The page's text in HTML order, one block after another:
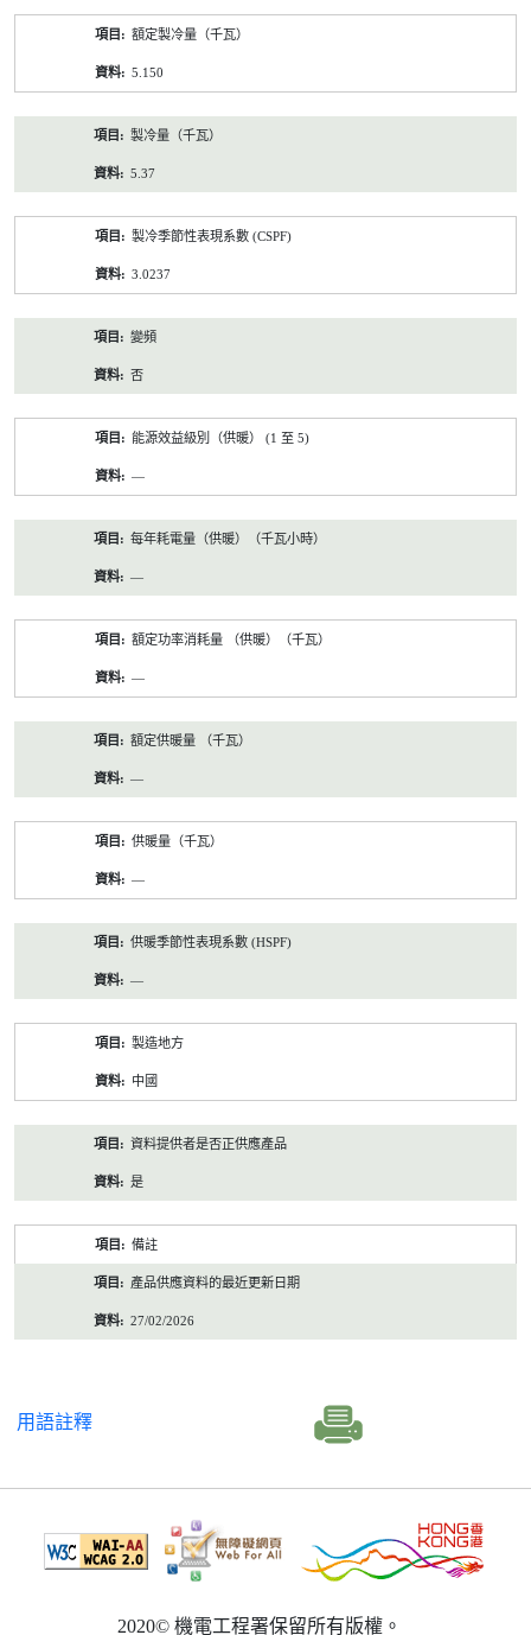
額定製冷量（千瓦）
5.150
製冷量（千瓦）
5.37
製冷季節性表現系數 (CSPF)
3.0237
變頻
否
能源效益級別（供暖） (1 至 5)
—
每年耗電量（供暖）（千瓦小時）
—
額定功率消耗量 （供暖）（千瓦）
—
額定供暖量 （千瓦）
—
供暖量（千瓦）
—
供暖季節性表現系數 (HSPF)
—
製造地方
中國
資料提供者是否正供應產品
是
備註
產品供應資料的最近更新日期
27/02/2026
用語註釋
2020© 機電工程署保留所有版權。